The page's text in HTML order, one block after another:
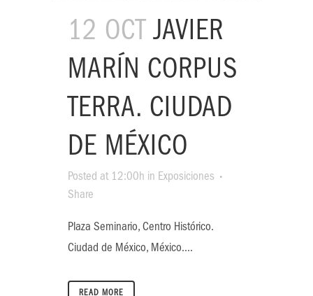
12 OCT JAVIER
MARÍN CORPUS
TERRA. CIUDAD
DE MÉXICO
Posted at 12:00h in Exposiciones
Share
Plaza Seminario, Centro Histórico.
Ciudad de México, México....
READ MORE